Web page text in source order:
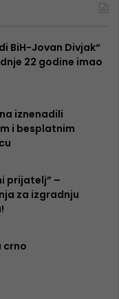
BiH-Jovan Divjak“
22 godine imao
iznenadili
i besplatnim
prijatelj” –
za izgradnju
crno